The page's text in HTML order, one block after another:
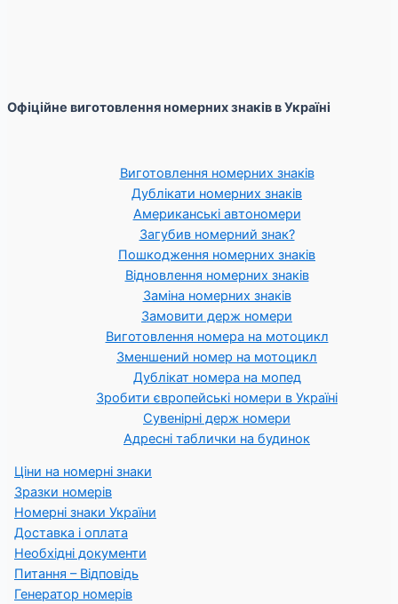
Офіційне виготовлення номерних знаків в Україні
Виготовлення номерних знаків
Дублікати номерних знаків
Американські автономери
Загубив номерний знак?
Пошкодження номерних знаків
Відновлення номерних знаків
Заміна номерних знаків
Замовити держ номери
Виготовлення номера на мотоцикл
Зменшений номер на мотоцикл
Дублікат номера на мопед
Зробити європейські номери в Україні
Сувенірні держ номери
Адресні таблички на будинок
Ціни на номерні знаки
Зразки номерів
Номерні знаки України
Доставка і оплата
Необхідні документи
Питання – Відповідь
Генератор номерів